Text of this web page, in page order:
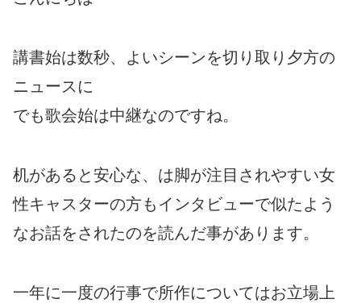
講書始は数秒、よいシーンを切り取り夕方の
ニュースに
でも歌会始は中継なのですね。
机があると安心な、は脚が注目されやすい女
性キャスターの方もインタビューで似たよう
なお話をされたのを読んだ事があります。
一年に一度の行事で所作についてはお立場上